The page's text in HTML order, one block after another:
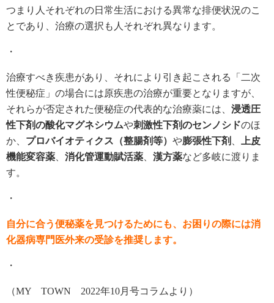
つまり人それぞれの日常生活における異常な排便状況のこ
とであり、治療の選択も人それぞれ異なります。
・
治療すべき疾患があり、それにより引き起こされる「二次
性便秘症」の場合には原疾患の治療が重要となりますが、
それらが否定された便秘症の代表的な治療薬には、 浸透圧
性下剤の酸化マグネシウムや刺激性下剤のセンノシドのほ
か、 プロバイオティクス（整腸剤等） や膨張性下剤
上皮
機能変容薬
消化管運動賦活薬 漢方薬など多岐に渡りま
す。
・
自分に合う便秘薬を見つけるためにも、お困りの際には消
化器病専門医外来の受診を推奨します。
・
（MY TOWN 2022年10月号コラムより）